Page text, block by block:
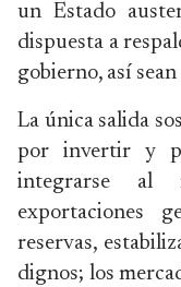
un Estado
dispuesta a
gobierno, así
La única salida
por invertir y
integrarse al
exportaciones
reservas,
dignos; los